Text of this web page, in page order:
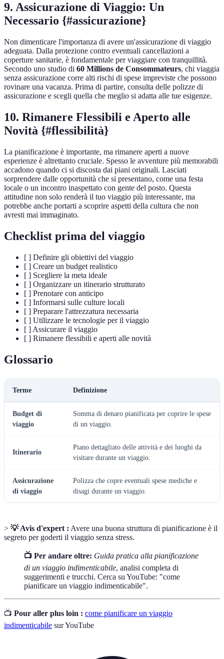
9. Assicurazione di Viaggio: Un
Necessario {#assicurazione}
Non dimenticare l'importanza di avere un'assicurazione di viaggio
adeguata. Dalla protezione contro eventuali cancellazioni a
coperture sanitarie, è fondamentale per viaggiare con tranquillità.
Secondo uno studio di 60 Millions de Consommateurs, chi viaggia
senza assicurazione corre alti rischi di spese impreviste che possono
rovinare una vacanza. Prima di partire, consulta delle polizze di
assicurazione e scegli quella che meglio si adatta alle tue esigenze.
10. Rimanere Flessibili e Aperto alle
Novità {#flessibilità}
La pianificazione è importante, ma rimanere aperti a nuove
esperienze è altrettanto cruciale. Spesso le avventure più memorabili
accadono quando ci si discosta dai piani originali. Lasciati
sorprendere dalle opportunità che si presentano, come una festa
locale o un incontro inaspettato con gente del posto. Questa
attitudine non solo renderà il tuo viaggio più interessante, ma
potrebbe anche portarti a scoprire aspetti della cultura che non
avresti mai immaginato.
Checklist prima del viaggio
[ ] Definire gli obiettivi del viaggio
[ ] Creare un budget realistico
[ ] Scegliere la meta ideale
[ ] Organizzare un itinerario strutturato
[ ] Prenotare con anticipo
[ ] Informarsi sulle culture locali
[ ] Preparare l'attrezzatura necessaria
[ ] Utilizzare le tecnologie per il viaggio
[ ] Assicurare il viaggio
[ ] Rimanere flessibili e aperti alle novità
Glossario
Terme Definizione
Budget di
viaggio
Somma di denaro pianificata per coprire le spese
di un viaggio.
Itinerario
Piano dettagliato delle attività e dei luoghi da
visitare durante un viaggio.
Assicurazione
di viaggio
Polizza che copre eventuali spese mediche e
disagi durante un viaggio.
> 💡 Avis d'expert : Avere una buona struttura di pianificazione è il
segreto per goderti il viaggio senza stress.
📺 Per andare oltre: Guida pratica alla pianificazione
di un viaggio indimenticabile, analisi completa di
suggerimenti e trucchi. Cerca su YouTube: "come
pianificare un viaggio indimenticabile".
📺 Pour aller plus loin : come pianificare un viaggio
indimenticabile sur YouTube